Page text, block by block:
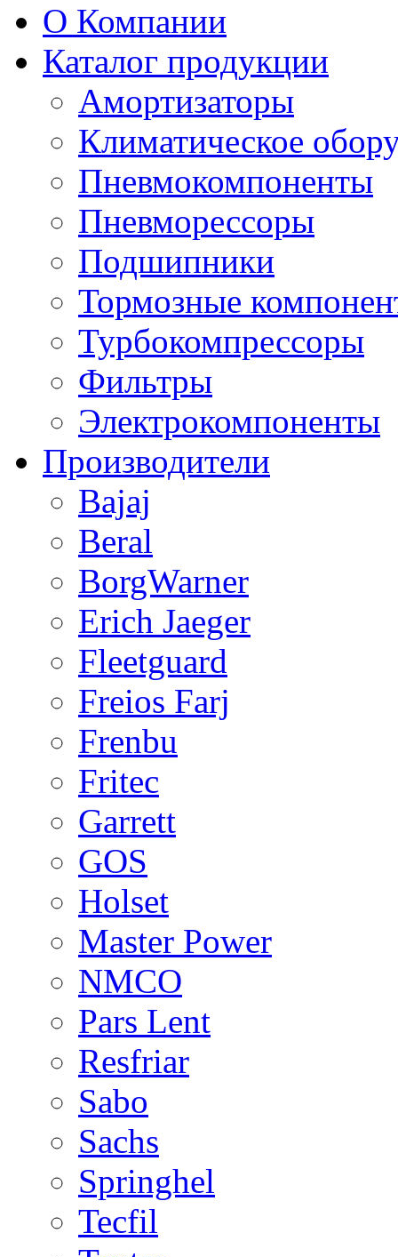
О Компании
Каталог продукции
Амортизаторы
Климатическое
Пневмокомпоненты
Пневморессоры
Подшипники
Тормозные
Турбокомпрессоры
Фильтры
Электрокомпоненты
Производители
Bajaj
Beral
BorgWarner
Erich Jaeger
Fleetguard
Freios Farj
Frenbu
Fritec
Garrett
GOS
Holset
Master Power
NMCO
Pars Lent
Resfriar
Sabo
Sachs
Springhel
Tecfil